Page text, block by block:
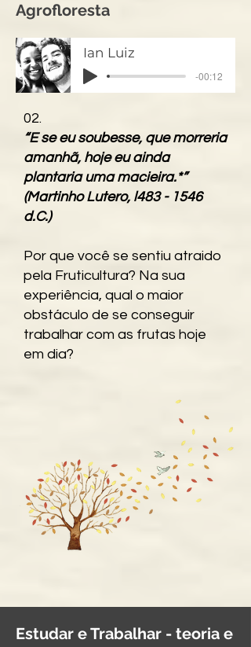
Agrofloresta
Ian Luiz
-00:12
02.
“E se eu soubesse, que morreria
amanhã, hoje eu ainda
plantaria uma macieira.*”
(Martinho Lutero, l483 - 1546
d.C.)
Por que você se sentiu atraido
pela Fruticultura? Na sua
experiência, qual o maior
obstáculo de se conseguir
trabalhar com as frutas hoje
em dia?
Estudar e Trabalhar - teoria e